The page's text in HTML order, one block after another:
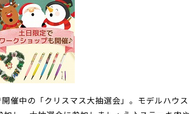
催中の「クリスマス大抽選会」。モデルハウス